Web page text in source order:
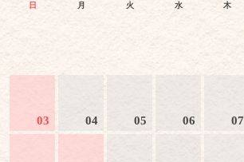
日 月 火 水 木
03 04 05 06 07